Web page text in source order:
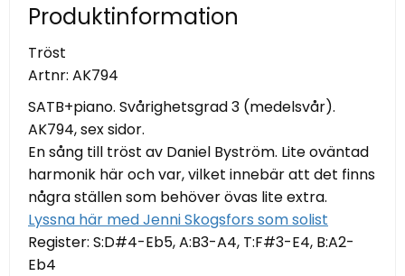
Produktinformation
Tröst
Artnr: AK794
SATB+piano. Svårighetsgrad 3 (medelsvår).
AK794, sex sidor.
En sång till tröst av Daniel Byström. Lite oväntad
harmonik här och var, vilket innebär att det finns
några ställen som behöver övas lite extra.
Lyssna här med Jenni Skogsfors som solist
Register: S:D#4-Eb5, A:B3-A4, T:F#3-E4, B:A2-
Eb4